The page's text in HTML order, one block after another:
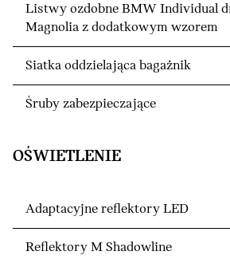
Listwy ozdobne BMW Individual
Magnolia z dodatkowym wzorem
Siatka oddzielająca bagażnik
Śruby zabezpieczające
OŚWIETLENIE
Adaptacyjne reflektory LED
Reflektory M Shadowline